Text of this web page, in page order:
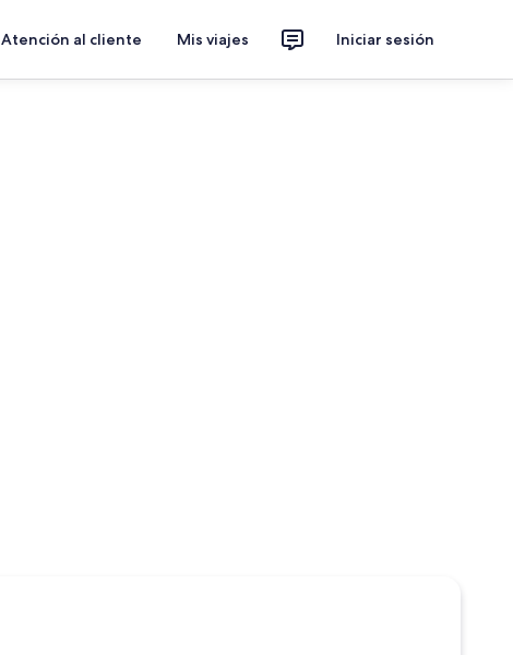
Atención al cliente Mis viajes Iniciar sesión